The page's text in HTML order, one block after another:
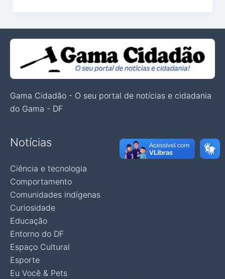
Gama Cidadão - O seu portal de notícias e cidadania
do Gama - DF
Notícias
Ciência e tecnologia
Comportamento
Comunidades indígenas
Curiosidade
Educação
Entorno do DF
Espaço Cultural
Esporte
Eu Você & Pets